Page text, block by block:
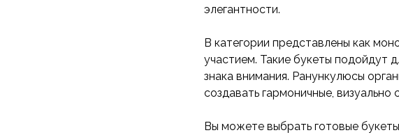
элегантности.
В категории представлены как
участием. Такие букеты подойдут
знака внимания. Ранункулюсы
создавать гармоничные,
Вы можете выбрать готовые